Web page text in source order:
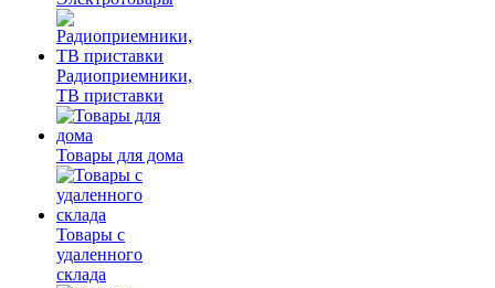
Радиоприемники,
ТВ приставки
Товары для дома
Товары с
удаленного
склада